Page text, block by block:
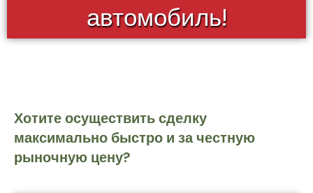
автомобиль!
Хотите осуществить сделку
максимально быстро и за честную
рыночную цену?